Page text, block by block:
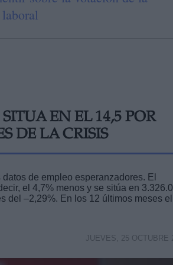
EN EL 14,5 POR
DE LA CRISIS
de empleo esperanzadores. El
el 4,7% menos y se sitúa en
del –2,29%. En los 12 últimos meses el
JUEVES, 25 OCTUBRE